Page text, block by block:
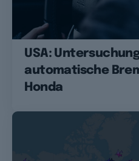
USA:
automatische
Honda